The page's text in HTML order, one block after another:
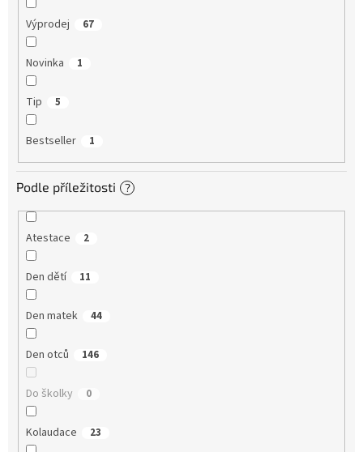
Výprodej 67
Novinka 1
Tip 5
Bestseller 1
Podle příležitosti ?
Atestace 2
Den dětí 11
Den matek 44
Den otců 146
Do školky 0
Kolaudace 23